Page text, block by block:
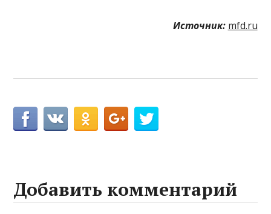
Источник: mfd.ru
Добавить комментарий